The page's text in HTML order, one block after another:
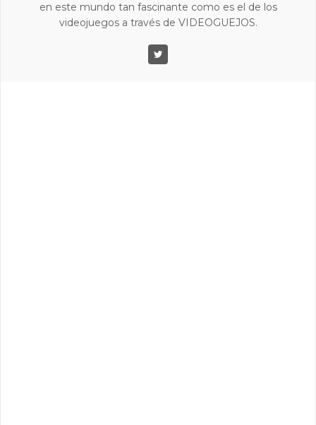
en este mundo tan fascinante como es el de los
videojuegos a través de VIDEOGUEJOS.